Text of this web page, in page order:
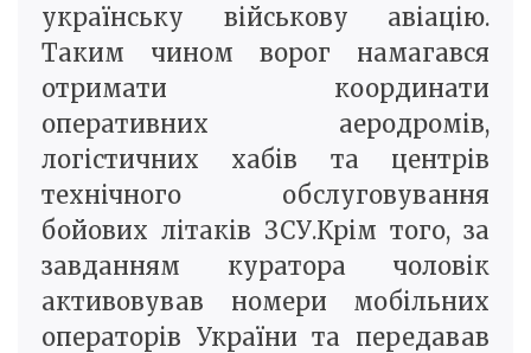
українську військову авіацію.
Таким чином ворог намагався
отримати координати
оперативних аеродромів,
логістичних хабів та центрів
технічного обслуговування
бойових літаків ЗСУ.Крім того, за
завданням куратора чоловік
активовував номери мобільних
операторів України та передавав